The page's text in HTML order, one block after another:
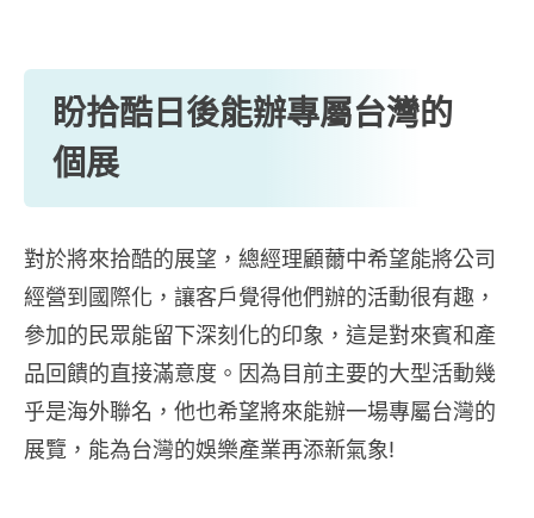
盼拾酷日後能辦專屬台灣的
個展
對於將來拾酷的展望，總經理顧薾中希望能將公司
經營到國際化，讓客戶覺得他們辦的活動很有趣，
參加的民眾能留下深刻化的印象，這是對來賓和產
品回饋的直接滿意度。因為目前主要的大型活動幾
乎是海外聯名，他也希望將來能辦一場專屬台灣的
展覽，能為台灣的娛樂產業再添新氣象!